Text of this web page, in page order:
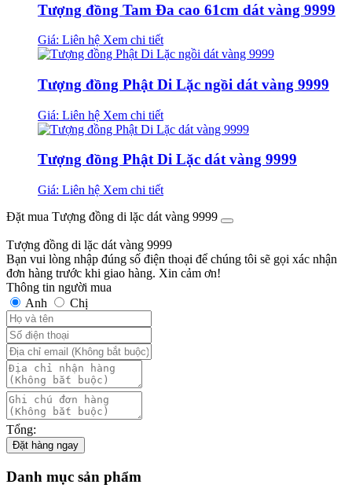
Tượng đồng Tam Đa cao 61cm dát vàng 9999
Giá: Liên hệ Xem chi tiết
Tượng đồng Phật Di Lặc ngồi dát vàng 9999
Giá: Liên hệ Xem chi tiết
Tượng đồng Phật Di Lặc dát vàng 9999
Giá: Liên hệ Xem chi tiết
Đặt mua Tượng đồng di lặc dát vàng 9999
Tượng đồng di lặc dát vàng 9999
Bạn vui lòng nhập đúng số điện thoại để chúng tôi sẽ gọi xác nhận
đơn hàng trước khi giao hàng. Xin cảm ơn!
Thông tin người mua
Anh
Chị
Tổng:
Đặt hàng ngay
Danh mục sản phẩm